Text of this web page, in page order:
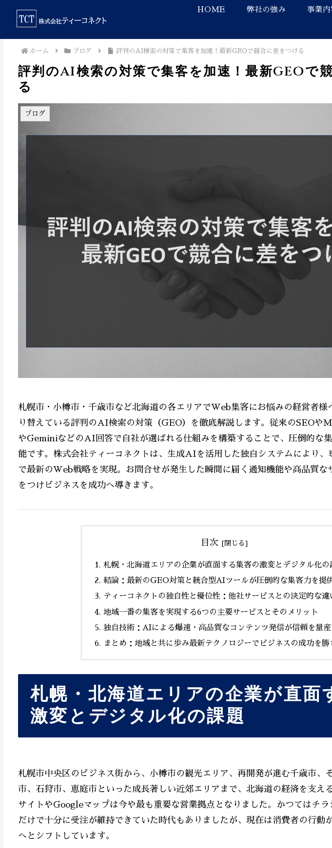
HOME 弊社の強み 事業内
ホーム ブログ 評判のAI検索の対策で集客を加速！最新GEOで競合に差をつける
評判のAI検索の対策で集客を加速！最新GEOで
る
ブログ
札幌市・小樽市・千歳市など北海道の各エリアでWeb集客にお悩みの経営者様
り替えている評判のAI検索の対策（GEO）を徹底解説します。従来のSEOや
やGeminiなどのAI回答で自社が選ばれる仕組みを構築することで、圧倒的な
能です。株式会社ティーコネクトは、生成AIを活用した独自システムにより、
で最新のWeb戦略を実現。お問合せが発生した瞬間に届く通知機能や高品質な
をつけビジネスを成功へ導きます。
目次
札幌・北海道エリアの企業が直面する集客の激変とデジタル化の
結論：最新のGEO対策と統合型AIツールが圧倒的な集客力を提
ティーコネクトの独自性と優位性：他社サービスとの決定的な違
地域一番の集客を実現する6つの主要サービスとそのメリット
独自技術：AIによる爆速・高品質なコンテンツ発信が信頼を量産
まとめ：地域と共に歩み最新テクノロジーでビジネスの成功を勝
札幌・北海道エリアの企業が直面
激変とデジタル化の課題
札幌市中央区のビジネス街から、小樽市の観光エリア、再開発が進む千歳市、
市、石狩市、恵庭市といった成長著しい近郊エリアまで、北海道の経済を支え
サイトやGoogleマップは今や最も重要な営業拠点となりました。かつてはチラ
だけで十分に受注が維持できていた時代もありましたが、現在は消費者の行動
へとシフトしています。